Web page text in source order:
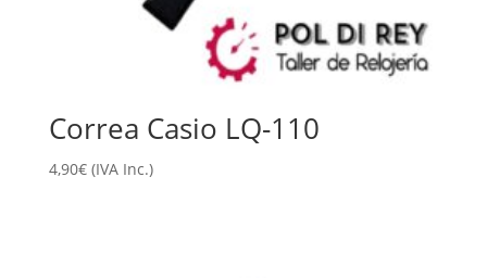
Correa Casio LQ-110
4,90€ (IVA Inc.)